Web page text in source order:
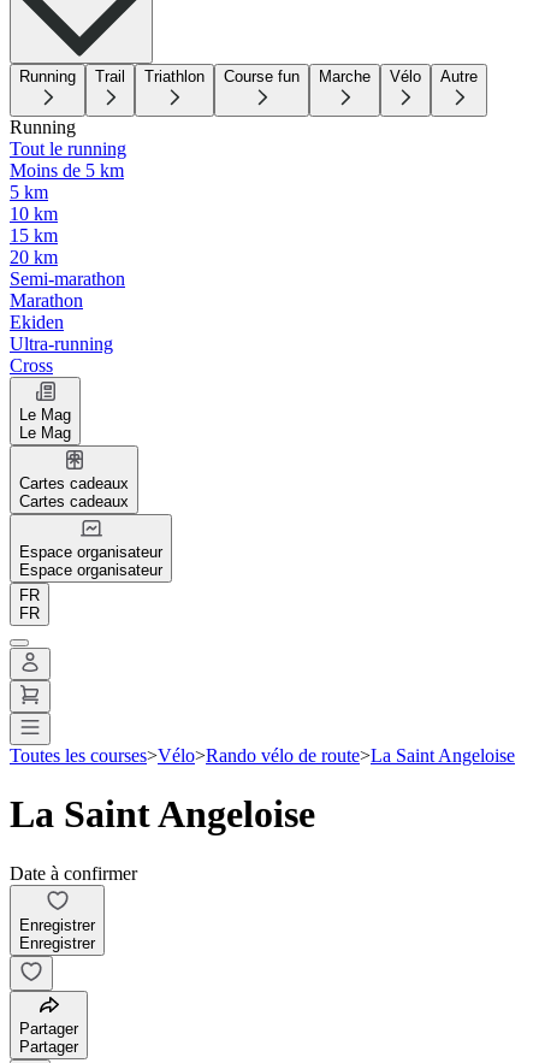
Running Trail Triathlon Course fun Marche Vélo Autre
Running
Tout le running
Moins de 5 km
5 km
10 km
15 km
20 km
Semi-marathon
Marathon
Ekiden
Ultra-running
Cross
Le Mag
Le Mag
Cartes cadeaux
Cartes cadeaux
Espace organisateur
Espace organisateur
FR
FR
Toutes les courses>Vélo>Rando vélo de route>La Saint Angeloise
La Saint Angeloise
Date à confirmer
Enregistrer
Enregistrer
Partager
Partager